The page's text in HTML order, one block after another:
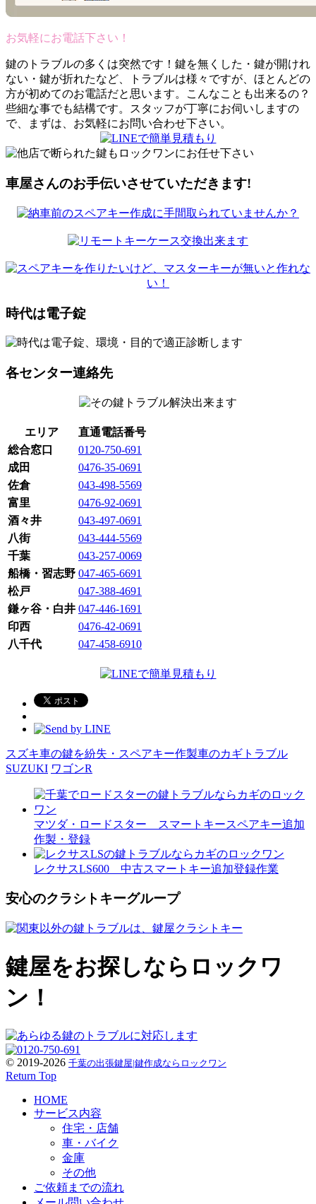
お気軽にお電話下さい！
鍵のトラブルの多くは突然です！鍵を無くした・鍵が開けれ
ない・鍵が折れたなど、トラブルは様々ですが、ほとんどの
方が初めてのお電話だと思います。こんなことも出来るの？
些細な事でも結構です。スタッフが丁寧にお伺いしますの
で、まずは、お気軽にお問い合わせ下さい。
車屋さんのお手伝いさせていただきます!
時代は電子錠
各センター連絡先
エリア
直通電話番号
総合窓口
0120-750-691
成田
0476-35-0691
佐倉
043-498-5569
富里
0476-92-0691
酒々井
043-497-0691
八街
043-444-5569
千葉
043-257-0069
船橋・習志野 047-465-6691
松戸
047-388-4691
鎌ヶ谷・白井 047-446-1691
印西
0476-42-0691
八千代
047-458-6910
スズキ車の鍵を紛失・スペアキー作製車のカギトラブル
SUZUKI ワゴンR
マツダ・ロードスター スマートキースペアキー追加
作製・登録
レクサスLS600 中古スマートキー追加登録作業
安心のクラシトキーグループ
鍵屋をお探しならロックワ
ン！
© 2019-2026 千葉の出張鍵屋|鍵作成ならロックワン
Return Top
HOME
サービス内容
住宅・店舗
車・バイク
金庫
その他
ご依頼までの流れ